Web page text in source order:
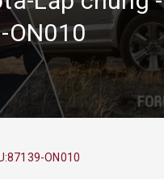
LIÊN HỆ
ON010
ON010